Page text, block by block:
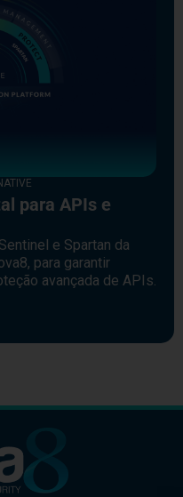
para APIs e
e Spartan da
para garantir
avançada de APIs.